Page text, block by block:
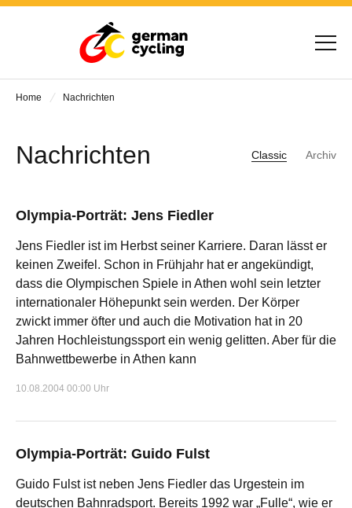
Home Nachrichten
Nachrichten Classic Archiv
Olympia-Porträt: Jens Fiedler
Jens Fiedler ist im Herbst seiner Karriere. Daran lässt er
keinen Zweifel. Schon in Frühjahr hat er angekündigt,
dass die Olympischen Spiele in Athen wohl sein letzter
internationaler Höhepunkt sein werden. Der Körper
zwickt immer öfter und auch die Motivation hat in 20
Jahren Hochleistungssport ein wenig gelitten. Aber für die
Bahnwettbewerbe in Athen kann
10.08.2004 00:00 Uhr
Olympia-Porträt: Guido Fulst
Guido Fulst ist neben Jens Fiedler das Urgestein im
deutschen Bahnradsport. Bereits 1992 war „Fulle“, wie er